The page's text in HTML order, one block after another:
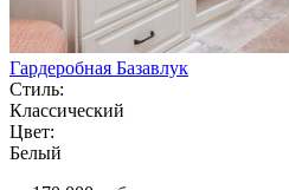
Гардеробная Базавлук
Стиль:
Классический
Цвет:
Белый